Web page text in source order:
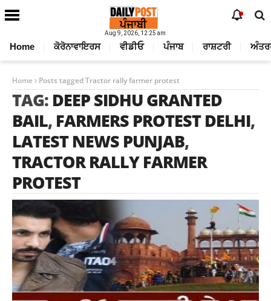
Aug 9, 2026, 12:25 am
Home ਕੋਰੋਨਾਵਾਇਰਸ ਵੀਡੀਓ ਪੰਜਾਬ ਰਾਸ਼ਟਰੀ
Home Posts tagged Tractor rally farmer protest
TAG: DEEP SIDHU GRANTED
BAIL, FARMERS PROTEST DELHI,
LATEST NEWS PUNJAB,
TRACTOR RALLY FARMER
PROTEST